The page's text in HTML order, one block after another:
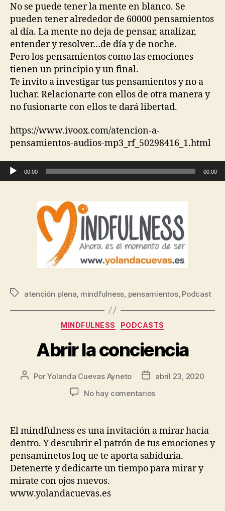
No se puede tener la mente en blanco. Se
pueden tener alrededor de 60000 pensamientos
al día. La mente no deja de pensar, analizar,
entender y resolver…de día y de noche.
Pero los pensamientos como las emociones
tienen un principio y un final.
Te invito a investigar tus pensamientos y no a
luchar. Relacionarte con ellos de otra manera y
no fusionarte con ellos te dará libertad.
https://www.ivoox.com/atencion-a-
pensamientos-audios-mp3_rf_50298416_1.html
Reproductor de audio
00:00 00:00
atención plena, mindfulness, pensamientos, Podcast
MINDFULNESS PODCASTS
Abrir la conciencia
PorYolanda Cuevas Ayneto
abril 23, 2020
No hay comentarios
El mindfulness es una invitación a mirar hacia
dentro. Y descubrir el patrón de tus emociones y
pensaminetos loq ue te aporta sabiduría.
Detenerte y dedicarte un tiempo para mirar y
mirate con ojos nuevos.
www.yolandacuevas.es